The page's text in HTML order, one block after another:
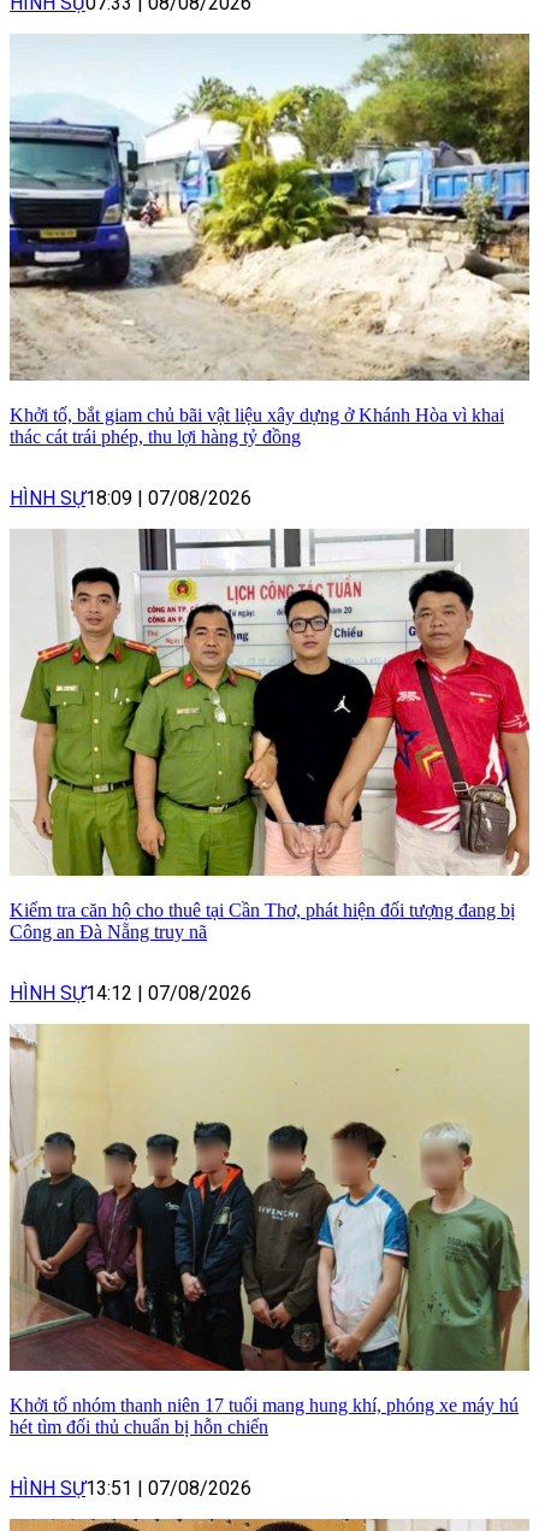
Khởi tố, bắt giam chủ bãi vật liệu xây dựng ở Khánh Hòa vì khai
thác cát trái phép, thu lợi hàng tỷ đồng
HÌNH SỰ18:09 | 07/08/2026
Kiểm tra căn hộ cho thuê tại Cần Thơ, phát hiện đối tượng đang bị
Công an Đà Nẵng truy nã
HÌNH SỰ14:12 | 07/08/2026
Khởi tố nhóm thanh niên 17 tuổi mang hung khí, phóng xe máy hú
hét tìm đối thủ chuẩn bị hỗn chiến
HÌNH SỰ13:51 | 07/08/2026